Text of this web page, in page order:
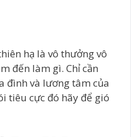
hạ là vô thưởng vô
đến làm gì. Chỉ cần
đình và lương tâm của
tiêu cực đó hãy để gió